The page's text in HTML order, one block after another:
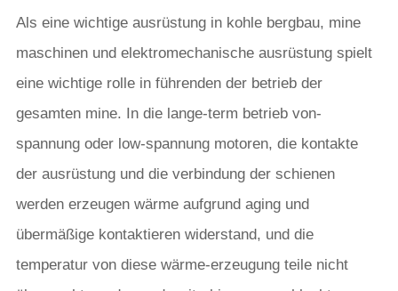
Als eine wichtige ausrüstung in kohle bergbau, mine
maschinen und elektromechanische ausrüstung spielt
eine wichtige rolle in führenden der betrieb der
gesamten mine. In die lange-term betrieb von-
spannung oder low-spannung motoren, die kontakte
der ausrüstung und die verbindung der schienen
werden erzeugen wärme aufgrund aging und
übermäßige kontaktieren widerstand, und die
temperatur von diese wärme-erzeugung teile nicht